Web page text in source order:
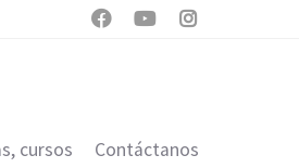
  
cursos Contáctanos